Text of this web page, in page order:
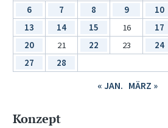
6
7 8 9 10
13
14 15 16 17
20
21 22 23 24
27
28
« JAN. MÄRZ »
Konzept